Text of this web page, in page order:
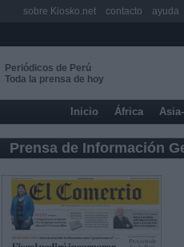
Periódicos de Perú
Toda la prensa de hoy
Inicio África
Prensa de Información
sobre Kiosko.net contacto ayuda